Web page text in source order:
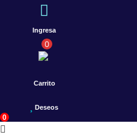
Ingresa
0
Carrito
Deseos
0